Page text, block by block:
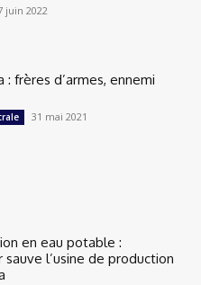
juin 2022
: frères d’armes, ennemi
31 mai 2021
en eau potable :
sauve l’usine de production